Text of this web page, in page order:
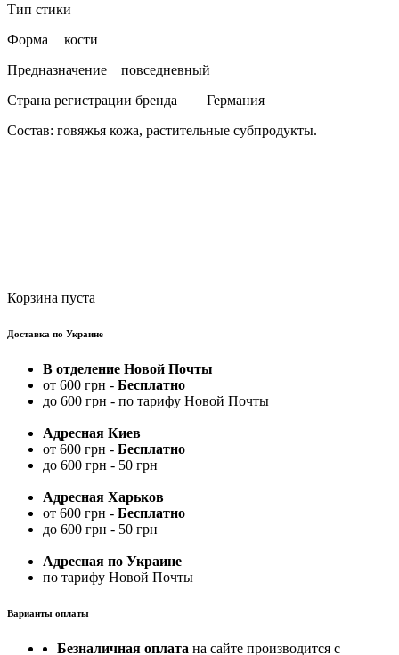
Тип стики
Форма
кости
Предназначение
повседневный
Страна регистрации бренда
Германия
Состав: говяжья кожа, растительные субпродукты.
Корзина пуста
Доставка по Украине
В отделение Новой Почты
от 600 грн - Бесплатно
до 600 грн - по тарифу Новой Почты
Адресная Киев
от 600 грн - Бесплатно
до 600 грн - 50 грн
Адресная Харьков
от 600 грн - Бесплатно
до 600 грн - 50 грн
Адресная по Украине
по тарифу Новой Почты
Варианты оплаты
Безналичная оплата на сайте производится с